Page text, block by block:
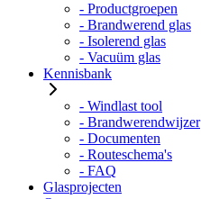
- Productgroepen
- Brandwerend glas
- Isolerend glas
- Vacuüm glas
Kennisbank
- Windlast tool
- Brandwerendwijzer
- Documenten
- Routeschema's
- FAQ
Glasprojecten